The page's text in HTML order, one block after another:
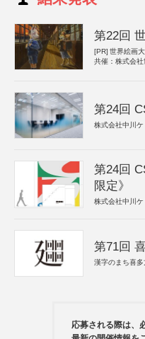
第22回
[PR] 世界絵画
共催：株式会
第24回
株式会社中川
第24回
限定》
株式会社中川
第71回
漢字のまち喜多
応募される際は、